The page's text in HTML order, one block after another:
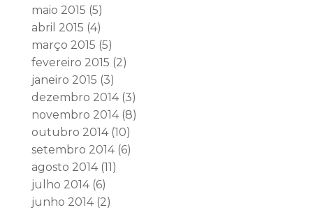
maio 2015 (5)
abril 2015 (4)
março 2015 (5)
fevereiro 2015 (2)
janeiro 2015 (3)
dezembro 2014(3)
novembro 2014(8)
outubro 2014(10)
setembro 2014(6)
agosto 2014(11)
julho 2014(6)
junho 2014(2)